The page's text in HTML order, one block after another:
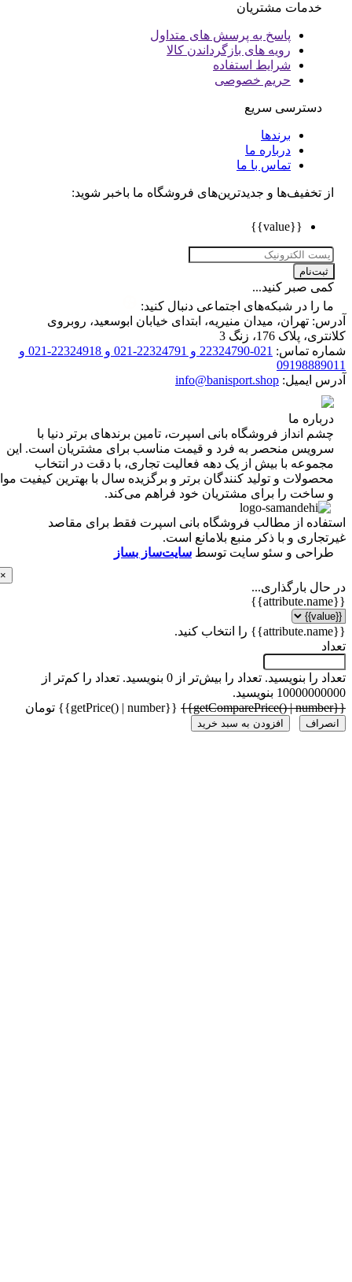
خدمات مشتریان
پاسخ به پرسش های متداول
رویه های بازگرداندن کالا
شرایط استفاده
حریم خصوصی
دسترسی سریع
برندها
درباره ما
تماس با ما
تخفیف‌ها و جدیدترین‌های فروشگاه ما باخبر شوید:
صبر کنید...
را در شبکه‌های اجتماعی دنبال کنید:
تهران، میدان منیریه، ابتدای خیابان ابوسعید، روبروی
پلاک 176، زنگ 3
تماس:
021-22324790 و 22324791-021 و 22324918-021 و
ایمیل: info@banisport.shop
ما
انداز فروشگاه‌ بانی اسپرت، تامین برندهای برتر دنیا با
منحصر به فرد و قیمت مناسب برای مشتریان است. این
با بیش از یک دهه فعالیت تجاری، با دقت در انتخاب
و تولید کنندگان برتر و برگزیده سال با بهترین کیفیت مواد
را برای مشتریان خود فراهم می‌کند.
از مطالب فروشگاه بانی اسپرت فقط برای مقاصد
و با ذکر منبع بلامانع است.
و سئو سایت توسطسایت‌ساز بساز
بارگذاری...
را بنویسید.تعداد را بیش‌تر از 0 بنویسید.
تعداد را کم‌تر از
بنویسید.
{{getPrice() | number}} تومان
افزودن به سبد خرید